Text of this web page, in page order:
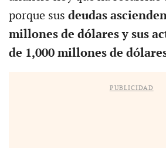
porque sus deudas
millones de dólares y sus
de 1,000 millones de
PUBLICIDAD